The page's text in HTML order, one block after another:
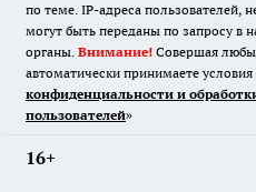
по теме. IP-адреса пользователей,
могут быть переданы по запросу в
органы. Внимание! Совершая
автоматически принимаете условия
конфиденциальности и
пользователей»
16+